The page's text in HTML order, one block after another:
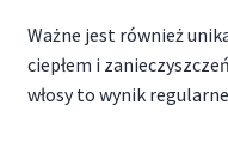
Ważne jest również
ciepłem i
włosy to wynik